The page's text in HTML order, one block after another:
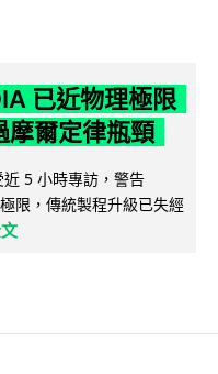
已近物理極限
摩爾定律瓶頸
5 小時專訪，警告
限，傳統製程升級已失經